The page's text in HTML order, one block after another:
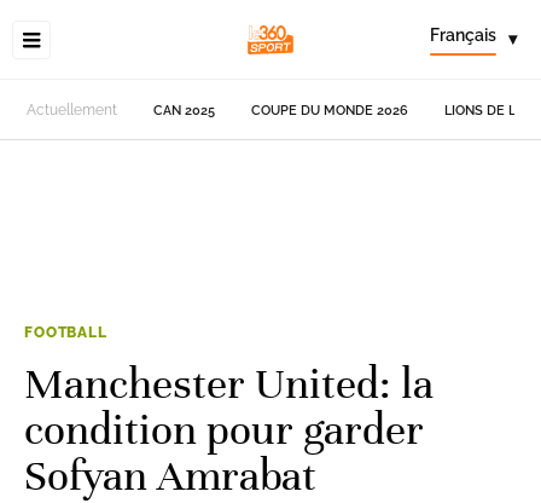
Français ▾
Actuellement CAN 2025 COUPE DU MONDE 2026 LIONS DE
FOOTBALL
Manchester United: la
condition pour garder
Sofyan Amrabat